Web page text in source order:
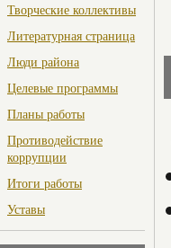
Творческие коллективы
Литературная страница
Люди района
Целевые программы
Планы работы
Противодействие
коррупции
Итоги работы
Уставы